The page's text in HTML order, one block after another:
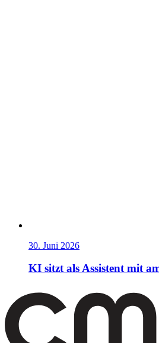
30. Juni 2026
KI sitzt als Assistent mit